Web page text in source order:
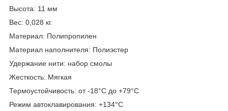
Высота: 11 мм
Вес: 0,028 кг.
Материал: Полипропилен
Материал наполнителя: Полиэстер
Удержание нити: набор смолы
Жесткость: Мягкая
Термоустойчивость: от -18°С до +79°С
Режим автоклавирования: +134°С